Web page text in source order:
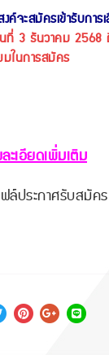
ค์จะสมัครเข้ารับกา
นที่ 3 ธันวาคม 2568
มในการสมัคร
ะเอียดเพิ่มเติม
ล์ประกาศรับสมัคร